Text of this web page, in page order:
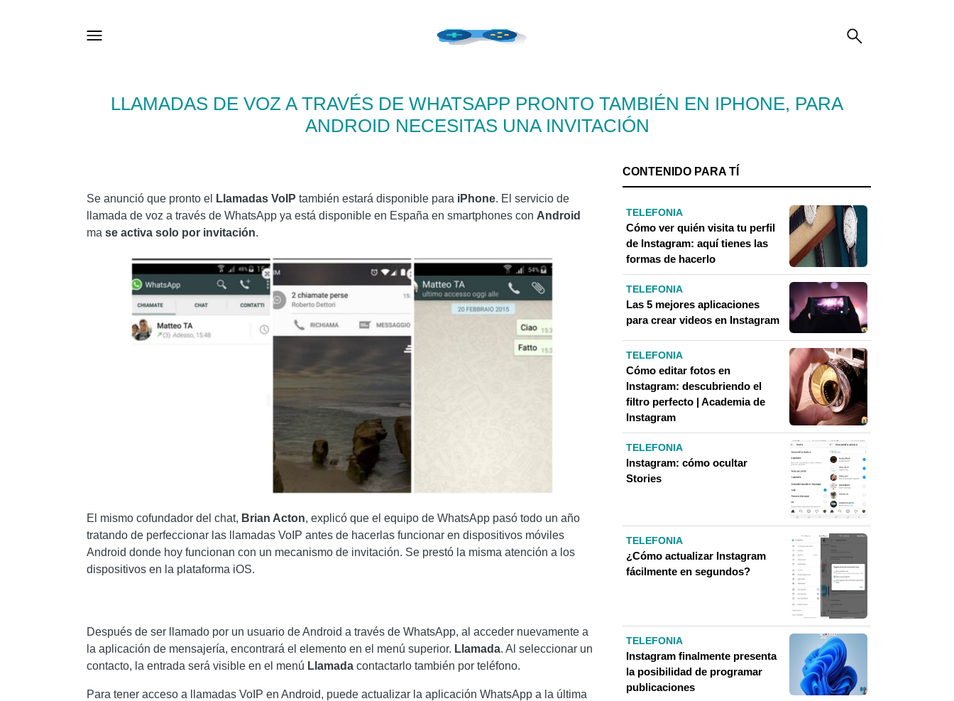
LLAMADAS DE VOZ A TRAVÉS DE WHATSAPP PRONTO TAMBIÉN EN IPHONE, PARA
ANDROID NECESITAS UNA INVITACIÓN
Se anunció que pronto el Llamadas VoIP también estará disponible para iPhone. El servicio de
llamada de voz a través de WhatsApp ya está disponible en España en smartphones con Android
ma se activa solo por invitación.
El mismo cofundador del chat, Brian Acton, explicó que el equipo de WhatsApp pasó todo un año
tratando de perfeccionar las llamadas VoIP antes de hacerlas funcionar en dispositivos móviles
Android donde hoy funcionan con un mecanismo de invitación. Se prestó la misma atención a los
dispositivos en la plataforma iOS.
Después de ser llamado por un usuario de Android a través de WhatsApp, al acceder nuevamente a
la aplicación de mensajería, encontrará el elemento en el menú superior. Llamada. Al seleccionar un
contacto, la entrada será visible en el menú Llamada contactarlo también por teléfono.
Para tener acceso a llamadas VoIP en Android, puede actualizar la aplicación WhatsApp a la última
CONTENIDO PARA TÍ
TELEFONIA
Cómo ver quién visita tu perfil
de Instagram: aquí tienes las
formas de hacerlo
TELEFONIA
Las 5 mejores aplicaciones
para crear videos en Instagram
TELEFONIA
Cómo editar fotos en
Instagram: descubriendo el
filtro perfecto | Academia de
Instagram
TELEFONIA
Instagram: cómo ocultar
Stories
TELEFONIA
¿Cómo actualizar Instagram
fácilmente en segundos?
TELEFONIA
Instagram finalmente presenta
la posibilidad de programar
publicaciones